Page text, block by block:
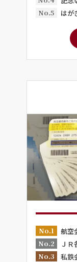
No.5
はが
No.1
航空
No.2
ＪＲ
No.3
私鉄